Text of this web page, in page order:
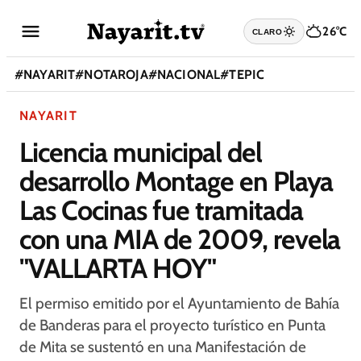
CLARO 26°C
#NAYARIT#NOTAROJA#NACIONAL#TEPIC
NAYARIT
Licencia municipal del
desarrollo Montage en Playa
Las Cocinas fue tramitada
con una MIA de 2009, revela
"VALLARTA HOY"
El permiso emitido por el Ayuntamiento de Bahía
de Banderas para el proyecto turístico en Punta
de Mita se sustentó en una Manifestación de